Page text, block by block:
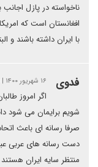
ناخواسته در پازل
افغانستان است که
با ایران داشته باشند و
فدوی ۱۶ شهریور ۱۴۰۰ | ۱۲:۳۱
اگر امروز
شویم برایمان می شود
صرفا رسانه ای باعث
دست رسانه های عربی
منتظر سایه ایران